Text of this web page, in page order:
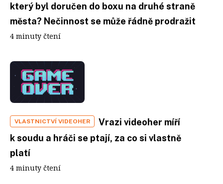
který byl doručen do boxu na druhé straně
města? Nečinnost se může řádně prodražit
4 minuty čtení
VLASTNICTVÍ VIDEOHER
Vrazi videoher míří
k soudu a hráči se ptají, za co si vlastně
platí
4 minuty čtení